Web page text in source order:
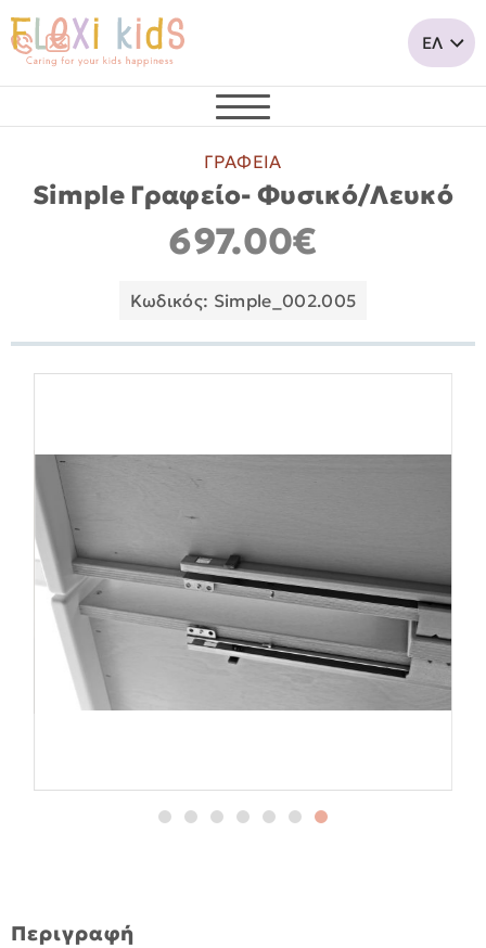
ΓΡΑΦΕΙΑ
Simple Γραφείο- Φυσικό/Λευκό
697.00€
Κωδικός: Simple_002.005
Περιγραφή